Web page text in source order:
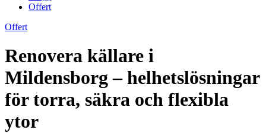
Offert
Offert
Renovera källare i
Mildensborg – helhetslösningar
för torra, säkra och flexibla
ytor